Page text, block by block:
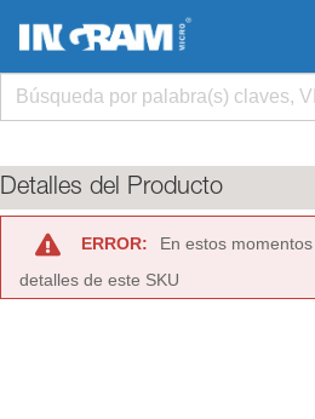
Detalles del Producto
ERROR:
En estos
detalles de este SKU